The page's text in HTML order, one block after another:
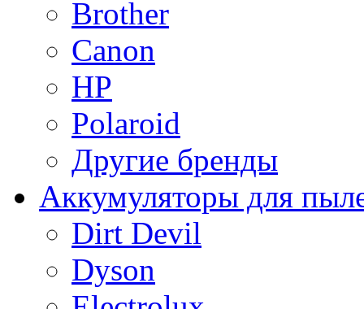
Brother
Canon
HP
Polaroid
Другие бренды
Аккумуляторы для
Dirt Devil
Dyson